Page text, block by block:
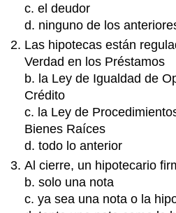
c. el deudor
d. ninguno de los
Las hipotecas están
Verdad en los Préstamos
b. la Ley de Igualdad de
Crédito
c. la Ley de
Bienes Raíces
d. todo lo anterior
Al cierre, un hipotecario
b. solo una nota
c. ya sea una nota o la